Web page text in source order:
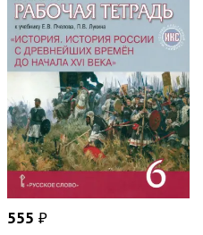
555 ₽